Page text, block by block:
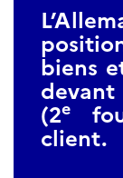
biens
(2e
client.